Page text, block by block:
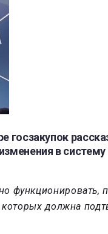
госзакупок
в
функционировать,
должна